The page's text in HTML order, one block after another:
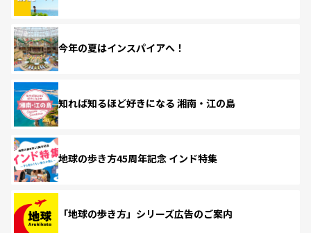
今年の夏はインスパイアへ！
知れば知るほど好きになる 湘南・江の島
地球の歩き方45周年記念 インド特集
「地球の歩き方」シリーズ広告のご案内